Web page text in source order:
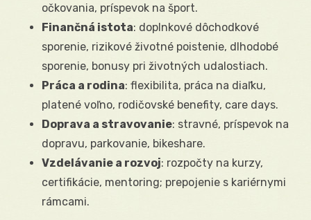
očkovania, príspevok na šport.
Finančná istota: doplnkové dôchodkové
sporenie, rizikové životné poistenie, dlhodobé
sporenie, bonusy pri životných udalostiach.
Práca a rodina: flexibilita, práca na diaľku,
platené voľno, rodičovské benefity, care days.
Doprava a stravovanie: stravné, príspevok na
dopravu, parkovanie, bikeshare.
Vzdelávanie a rozvoj: rozpočty na kurzy,
certifikácie, mentoring; prepojenie s kariérnymi
rámcami.